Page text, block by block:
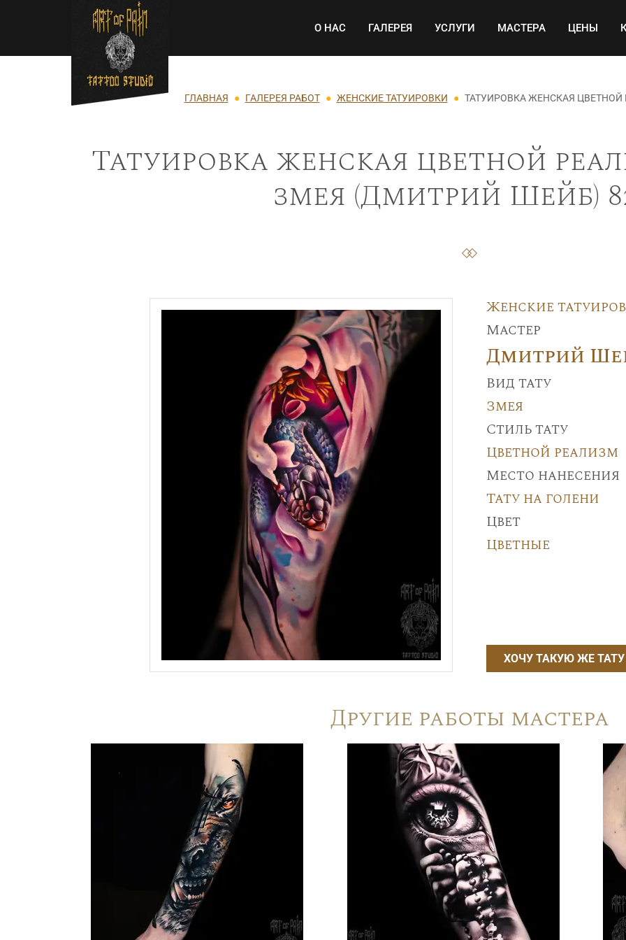
Перейти к основному содержанию Основная навигация
О НАС ГАЛЕРЕЯ УСЛУГИ МАСТЕРА ЦЕНЫ
Строка навигации
ГЛАВНАЯ ГАЛЕРЕЯ РАБОТ ЖЕНСКИЕ ТАТУИРОВКИ ТАТУИРОВКА ЖЕНСКАЯ
Татуировка женская цветной
змея (Дмитрий Шейб)
Женские
Мастер
Дмитрий
Вид тату
Змея
Стиль тату
Цветной реализм
Место нанесения
Тату на голени
Цвет
Цветные
ХОЧУ ТАКУЮ ЖЕ ТАТУ
Другие работы мастера